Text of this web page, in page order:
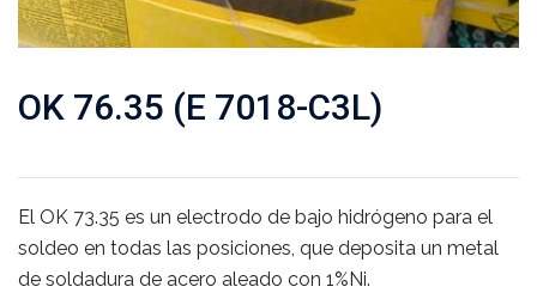
OK 76.35 (E 7018-C3L)
El OK 73.35 es un electrodo de bajo hidrógeno para el
soldeo en todas las posiciones, que deposita un metal
de soldadura de acero aleado con 1%Ni.